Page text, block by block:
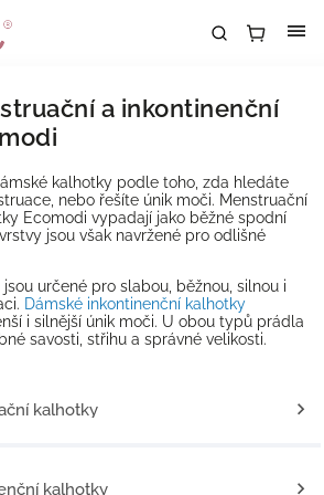
a inkontinenční
kalhotky podle toho, zda hledáte
nebo řešíte únik moči. Menstruační
Ecomodi vypadají jako běžné spodní
jsou však navržené pro odlišné
jsou určené pro slabou, běžnou, silnou i
Dámské inkontinenční kalhotky
i silnější únik moči. U obou typů prádla
savosti, střihu a správné velikosti.
kalhotky
kalhotky